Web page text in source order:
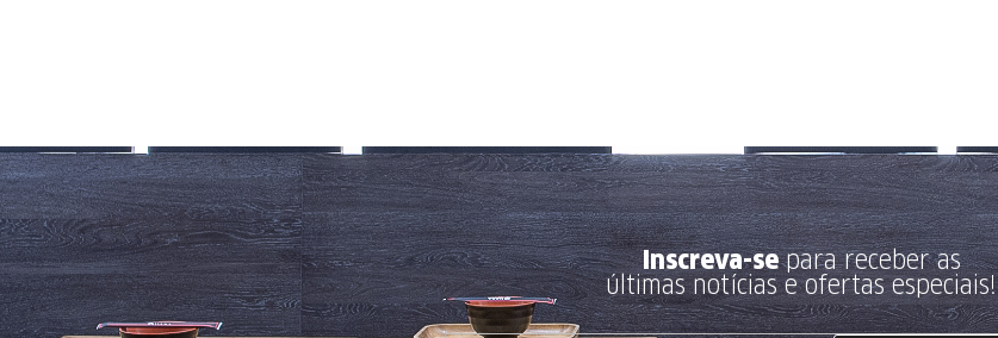
Inscreva-separa receber as
últimas notícias e ofertas especiais!